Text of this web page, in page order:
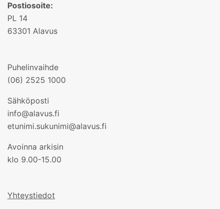
Postiosoite:
PL 14
63301 Alavus
Puhelinvaihde
(06) 2525 1000
Sähköposti
info@alavus.fi
etunimi.sukunimi@alavus.fi
Avoinna arkisin
klo 9.00-15.00
Yhteystiedot